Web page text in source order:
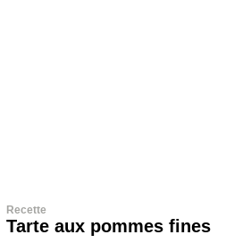
Recette
Tarte aux pommes fines